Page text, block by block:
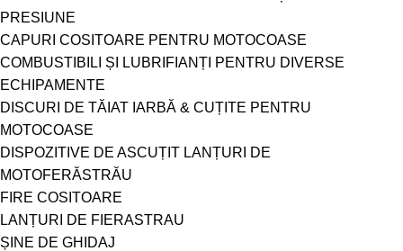
PRESIUNE
CAPURI COSITOARE PENTRU MOTOCOASE
COMBUSTIBILI ȘI LUBRIFIANȚI PENTRU DIVERSE
ECHIPAMENTE
DISCURI DE TĂIAT IARBĂ & CUȚITE PENTRU
MOTOCOASE
DISPOZITIVE DE ASCUȚIT LANȚURI DE
MOTOFERĂSTRĂU
FIRE COSITOARE
LANȚURI DE FIERASTRAU
ȘINE DE GHIDAJ